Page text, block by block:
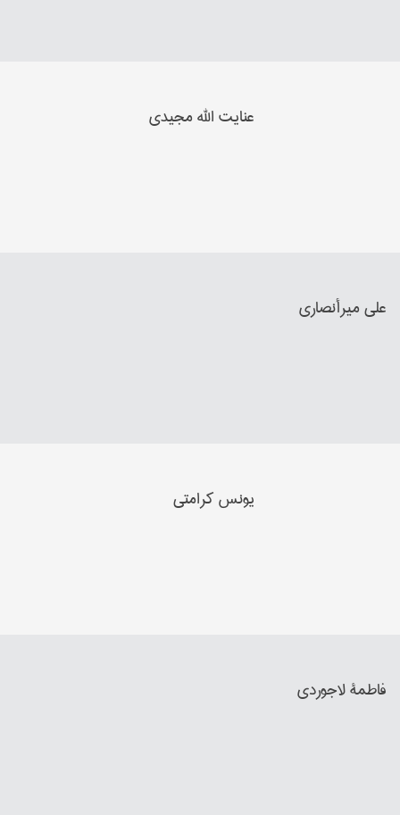
عنایت الله مجیدي
علي میرأنصاري
یونس کرامتي
فاطمة لاجوردي